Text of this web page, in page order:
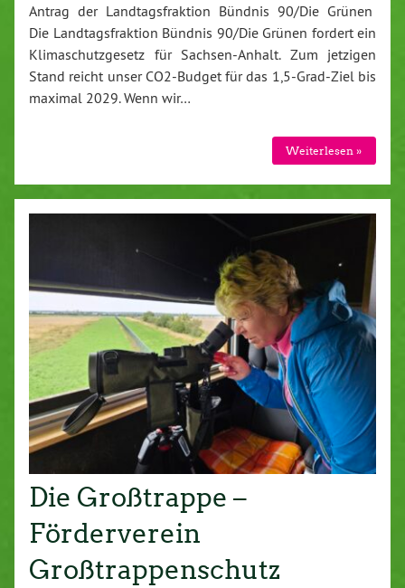
Antrag der Landtagsfraktion Bündnis 90/Die Grünen
Die Landtagsfraktion Bündnis 90/Die Grünen fordert ein
Klimaschutzgesetz für Sachsen-Anhalt. Zum jetzigen
Stand reicht unser CO2-Budget für das 1,5-Grad-Ziel bis
maximal 2029. Wenn wir…
Weiterlesen »
Die Großtrappe –
Förderverein
Großtrappenschutz